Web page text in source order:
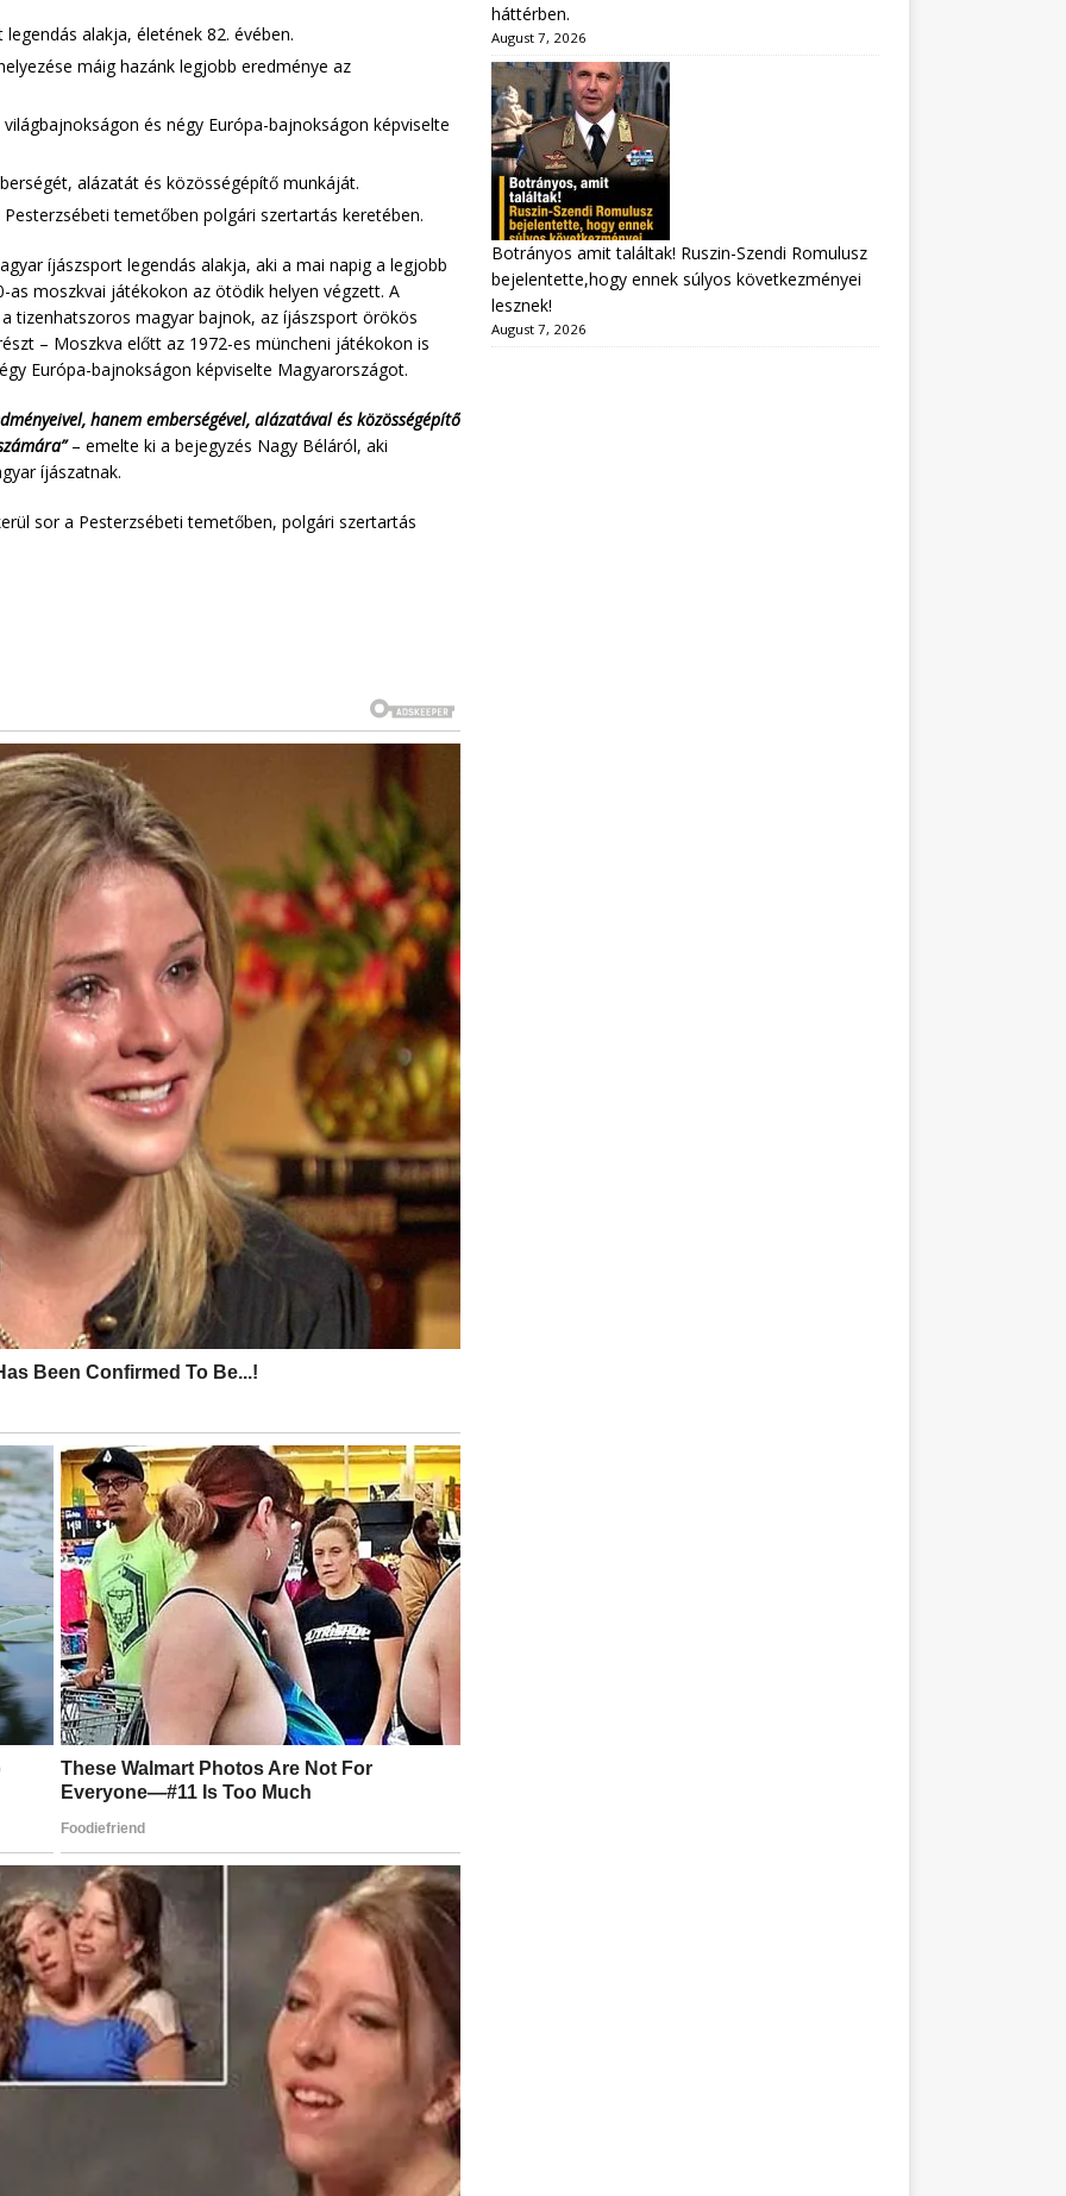
alakja, életének 82. évében.
máig hazánk legjobb eredménye az
és négy Európa-bajnokságon képviselte
alázatát és közösségépítő munkáját.
temetőben polgári szertartás keretében.
íjászsport legendás alakja, aki a mai napig a legjobb
moszkvai játékokon az ötödik helyen végzett. A
tizenhatszoros magyar bajnok, az íjászsport örökös
– Moszkva előtt az 1972-es müncheni játékokon is
Európa-bajnokságon képviselte Magyarországot.
hanem emberségével, alázatával és közösségépítő
– emelte ki a bejegyzés Nagy Béláról, aki
íjászatnak.
sor a Pesterzsébeti temetőben, polgári szertartás
háttérben.
August 7, 2026
Botrányos amit találtak! Ruszin-Szendi Romulusz
bejelentette,hogy ennek súlyos következményei
lesznek!
August 7, 2026